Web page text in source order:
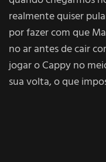
realmente quiser
por fazer com que
no ar antes de cair
jogar o Cappy no
sua volta, o que